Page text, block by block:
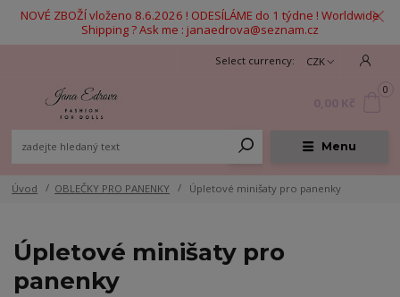
NOVÉ ZBOŽÍ vloženo 8.6.2026 ! ODESÍLÁME do 1 týdne ! Worldwide
Shipping ? Ask me : janaedrova@seznam.cz
Menu
CZK
0
Úvod OBLEČKY PRO PANENKY Úpletové minišaty pro panenky
Úpletové minišaty pro
panenky